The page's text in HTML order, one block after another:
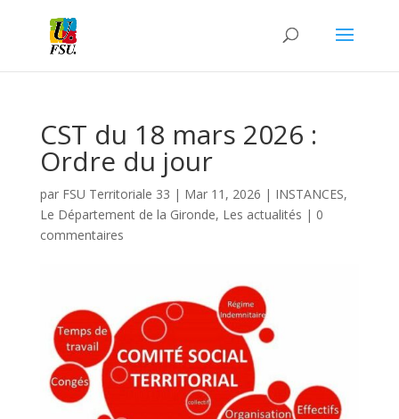
CST du 18 mars 2026 :
Ordre du jour
par FSU Territoriale 33 | Mar 11, 2026 | INSTANCES,
Le Département de la Gironde, Les actualités | 0
commentaires